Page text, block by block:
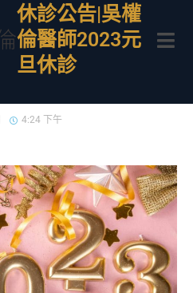
休診公告|吳權
倫醫師2023元
旦休診
4:24 下午